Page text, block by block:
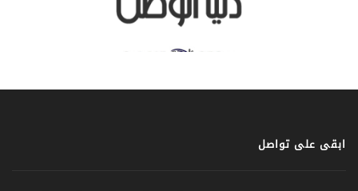
ابقى على تواصل